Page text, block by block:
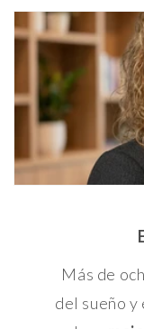
Más de
del sueño